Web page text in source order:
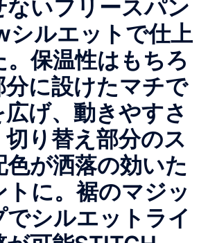
ュ
ー
ないフリースパン
シルエットで仕上
。保温性はもちろ
分に設けたマチで
げ、動きやすさ
切り替え部分のス
色が洒落の効いた
トに。裾のマジッ
でシルエットライ